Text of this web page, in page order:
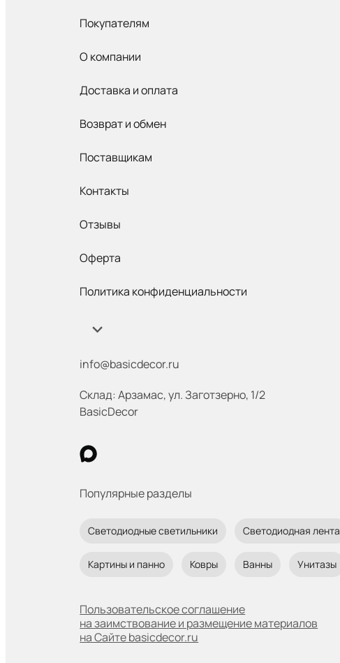
Покупателям
О компании
Доставка и оплата
Возврат и обмен
Поставщикам
Контакты
Отзывы
Оферта
Политика конфиденциальности
info@basicdecor.ru
Склад: Арзамас,ул. Заготзерно, 1/2
BasicDecor
Популярные разделы
Светодиодные светильники Светодиодная лента
Картины и панно Ковры Ванны Унитазы
Пользовательское соглашение
на заимствование и размещение материалов
на Сайте basicdecor.ru